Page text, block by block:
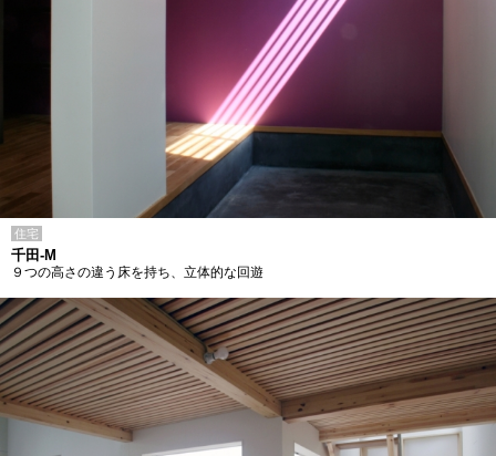
住宅
千田-M
９つの高さの違う床を持ち、立体的な回遊